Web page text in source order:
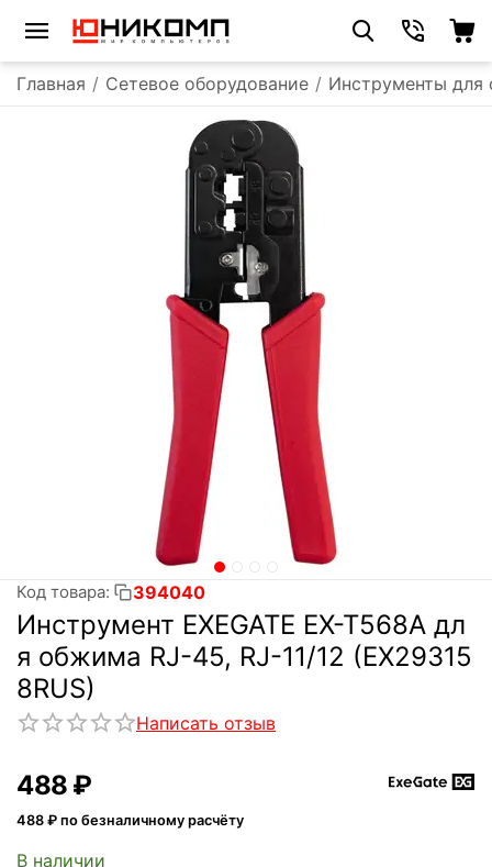
Главная / Сетевое оборудование / Инструменты для
Код товара: 394040
Инструмент EXEGATE EX-T568A дл
я обжима RJ-45, RJ-11/12 (EX29315
8RUS)
Написать отзыв
‍488‍ ₽
488 ₽ по безналичному расчёту
В наличии